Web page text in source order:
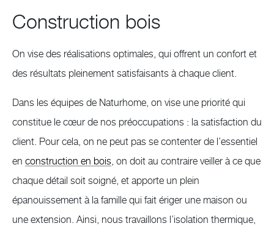
Construction bois
On vise des réalisations optimales, qui offrent un confort et
des résultats pleinement satisfaisants à chaque client.
Dans les équipes de Naturhome, on vise une priorité qui
constitue le cœur de nos préoccupations : la satisfaction du
client. Pour cela, on ne peut pas se contenter de l’essentiel
en construction en bois , on doit au contraire veiller à ce que
chaque détail soit soigné, et apporte un plein
épanouissement à la famille qui fait ériger une maison ou
une extension. Ainsi, nous travaillons l’isolation thermique,